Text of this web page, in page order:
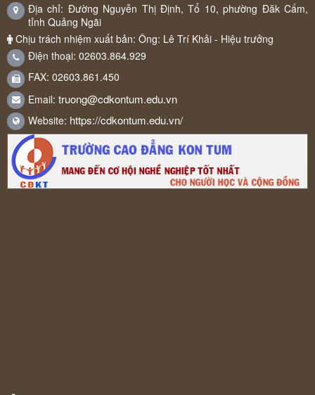
Địa chỉ: Đường Nguyễn Thị Định, Tổ 10, phường Đăk Cấm,
tỉnh Quảng Ngãi
Chịu trách nhiệm xuất bản: Ông: Lê Trí Khải - Hiệu trưởng
Điện thoại: 02603.864.929
FAX: 02603.861.450
Email: truong@cdkontum.edu.vn
Website: https://cdkontum.edu.vn/